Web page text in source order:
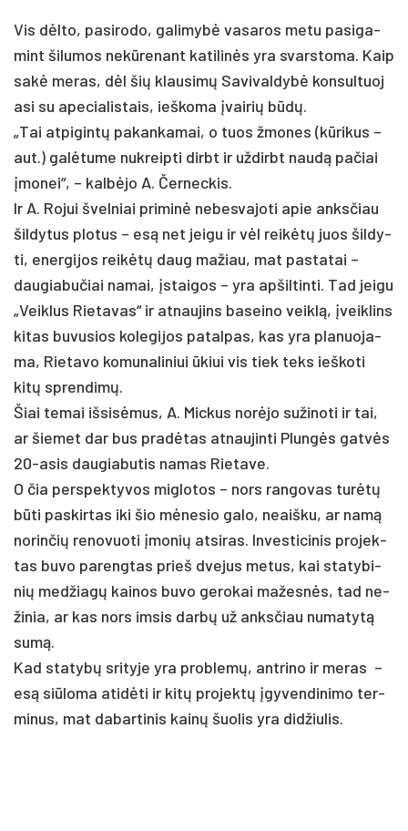
Vis dėlto, pa­si­ro­do, ga­li­mybė va­sa­ros me­tu pa­si­ga­
mint ši­lu­mos ne­kūre­nant ka­ti­linės yra svars­to­ma. Kaip
sakė me­ras, dėl šių klau­simų Sa­vi­val­dybė kon­sul­tuo­j
a­si su ape­cia­lis­tais, ieš­ko­ma įvai­rių būdų.
„Tai at­pi­gintų pa­kan­ka­mai, o tuos žmo­nes (kūri­kus –
aut.) galė­tu­me nu­kreip­ti dirbt ir už­dirbt naudą pa­čiai
įmo­nei“, – kalbė­jo A. Čer­nec­kis.
Ir A. Ro­jui švel­niai pri­minė ne­bes­va­jo­ti apie anks­čiau
šil­dy­tus plo­tus – esą net jei­gu ir vėl reikėtų juos šil­dy­
ti, ener­gi­jos reikėtų daug ma­žiau, mat pa­sta­tai –
dau­gia­bu­čiai na­mai, įstai­gos – yra ap­šil­tin­ti. Tad jei­gu
„Veik­lus Rie­ta­vas“ ir at­nau­jins ba­sei­no veiklą, įveik­lins
ki­tas bu­vu­sios ko­le­gi­jos pa­tal­pas, kas yra pla­nuo­ja­
ma, Rie­ta­vo ko­mu­na­li­niui ūkiui vis tiek teks ieš­ko­ti
kitų spren­dimų.
Šiai te­mai iš­sisė­mus, A. Mic­kus norė­jo su­ži­no­ti ir tai,
ar šie­met dar bus pra­dėtas at­nau­jin­ti Plungės gatvės
20-asis dau­gia­bu­tis na­mas Rie­ta­ve.
O čia per­spek­ty­vos mig­lo­tos – nors ran­go­vas turėtų
būti pa­skir­tas iki šio mėne­sio ga­lo, neaiš­ku, ar namą
no­rin­čių re­no­vuo­ti įmo­nių at­si­ras. In­ves­ti­ci­nis pro­jek­
tas bu­vo pa­reng­tas prie­š dve­jus me­tus, kai sta­ty­bi­
nių med­žiagų kai­nos bu­vo ge­ro­kai ma­žesnės, tad ne­
ži­nia, ar kas nors im­sis darbų už anks­čiau nu­ma­tytą
sumą.
Kad sta­tybų sri­ty­je yra pro­blemų, ant­ri­no ir me­ras –
esą siū­lo­ma ati­dėti ir kitų pro­jektų įgy­ven­di­ni­mo ter­
mi­nus, mat da­bar­ti­nis kainų šuo­lis yra did­žiu­lis.